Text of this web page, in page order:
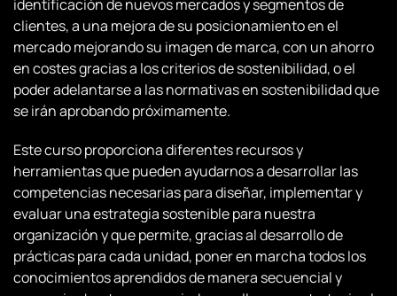
identificación de nuevos mercados y segmentos de
clientes, a una mejora de su posicionamiento en el
mercado mejorando su imagen de marca, con un ahorro
en costes gracias a los criterios de sostenibilidad, o el
poder adelantarse a las normativas en sostenibilidad que
se irán aprobando próximamente.
Este curso proporciona diferentes recursos y
herramientas que pueden ayudarnos a desarrollar las
competencias necesarias para diseñar, implementar y
evaluar una estrategia sostenible para nuestra
organización y que permite, gracias al desarrollo de
prácticas para cada unidad, poner en marcha todos los
conocimientos aprendidos de manera secuencial y